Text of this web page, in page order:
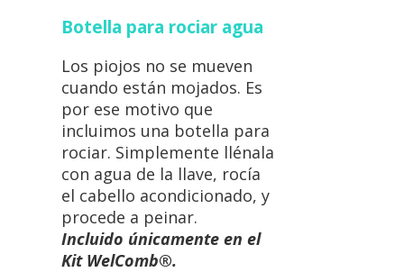
Botella para rociar agua
Los piojos no se mueven
cuando están mojados. Es
por ese motivo que
incluimos una botella para
rociar. Simplemente llénala
con agua de la llave, rocía
el cabello acondicionado, y
procede a peinar.
Incluido únicamente en el
Kit WelComb®.